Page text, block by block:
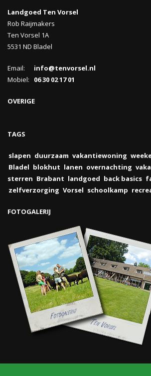
Landgoed Ten Vorsel
Rob Raijmakers
Ten Vorsel 1A
5531 ND Bladel
Email:
info@tenvorsel.nl
Mobiel: 06 30 02 17 01
OVERIGE
TAGS
slapen duurzaam vakantiewoning
Bladel blokhut lanen overnachting
sterren Brabant landgoed back basics
zelfverzorging Vorsel schoolkamp
FOTOGALERIJ